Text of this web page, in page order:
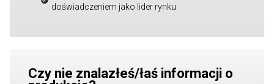
doświadczeniem jako lider rynku
Czy nie znalazłeś/łaś informacji o